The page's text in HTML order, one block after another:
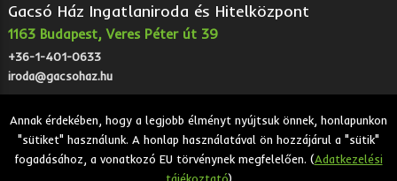
Annak érdekében, hogy a legjobb élményt nyújtsuk önnek, honlapunkon
"sütiket" használunk. A honlap használatával ön hozzájárul a "sütik"
fogadásához, a vonatkozó EU törvénynek megfelelően. (Adatkezelési
Gacsó Ház Ingatlaniroda és Hitelközpont
1163 Budapest, Veres Péter út 39
+36-1-401-0633
iroda@gacsohaz.hu
2026 © Gacsó Ház Ingatlaniroda és Hitelközpont - Eladó,
kiadó, bérbeadó ingatlanok.